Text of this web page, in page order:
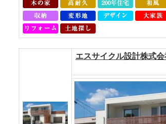
エスサイクル設計株式会